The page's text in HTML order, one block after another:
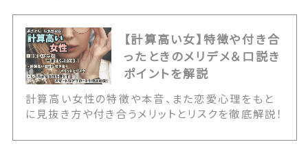
【計算高い女】特徴や付き合
ったときのメリデメ＆口説き
ポイントを解説
計算高い女性の特徴や本音、また恋愛心理をもと
に見抜き方や付き合うメリットとリスクを徹底解説！
に落とすための、効果的なアプローチや振り回され